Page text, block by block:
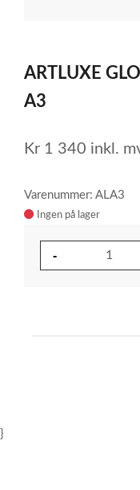
of
1
ARTLUXE
A3
Kr 1 340 inkl.
Varenummer: ALA3
Ingen på lager
}